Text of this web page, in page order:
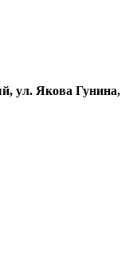
ул. Якова Гунина,